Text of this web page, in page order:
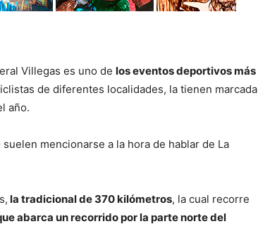
Villegas es uno de los eventos deportivos más
de diferentes localidades, la tienen marcada
año.
mencionarse a la hora de hablar de La
la tradicional de 370 kilómetros, la cual recorre
abarca un recorrido por la parte norte del